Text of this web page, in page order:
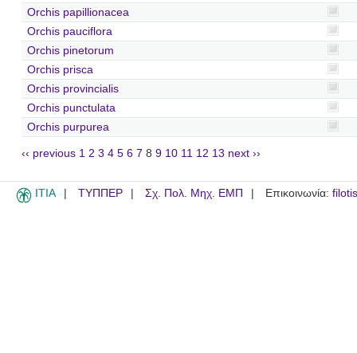
Orchis papillionacea
Orchis pauciflora
Orchis pinetorum
Orchis prisca
Orchis provincialis
Orchis punctulata
Orchis purpurea
‹‹ previous 1 2 3 4 5 6 7 8 9 10 11 12 13 next ››
ITIA ΤΥΠΠΕΡ Σχ. Πολ. Μηχ. ΕΜΠ Επικοινωνία: